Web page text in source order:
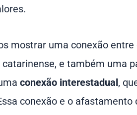
mostrar uma conexão
catarinense, e também uma
conexão interestadual,
conexão e o